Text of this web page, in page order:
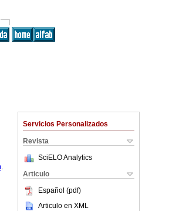
Servicios Personalizados
Revista
SciELO Analytics
Articulo
Español (pdf)
Articulo en XML
.